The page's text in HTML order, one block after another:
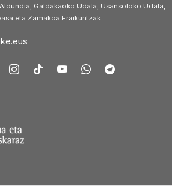
Galdakaoko Udala, Usansoloko Udala,
eta Zamakoa Eraikuntzak